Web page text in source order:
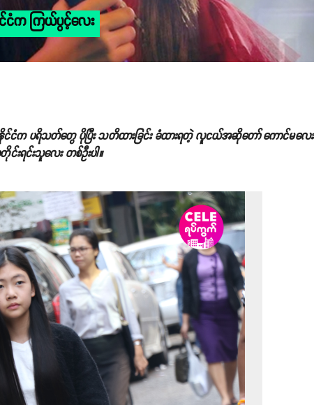
ငံက ကြယ်ပွင့်လေး
ငံက ပရိသတ်တွေ ပိုပြီး သတိထားခြင်း ခံထားရတဲ့ လူငယ်အဆိုတော် ကောင်မလေး
းရင်းသူလေး တစ်ဦးပါ။